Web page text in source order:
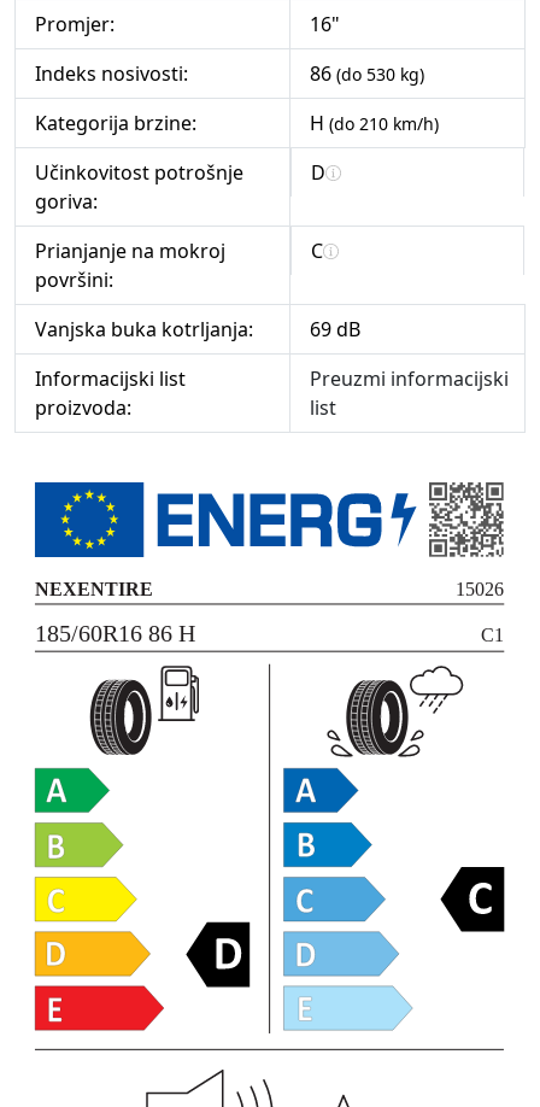
Promjer:
16"
Indeks nosivosti:
86 (do 530 kg)
Kategorija brzine: H (do 210 km/h)
Učinkovitost potrošnje
goriva:
D
Prianjanje na mokroj
površini:
C
Vanjska buka kotrljanja:
69 dB
Informacijski list
proizvoda:
Preuzmi informacijski
list